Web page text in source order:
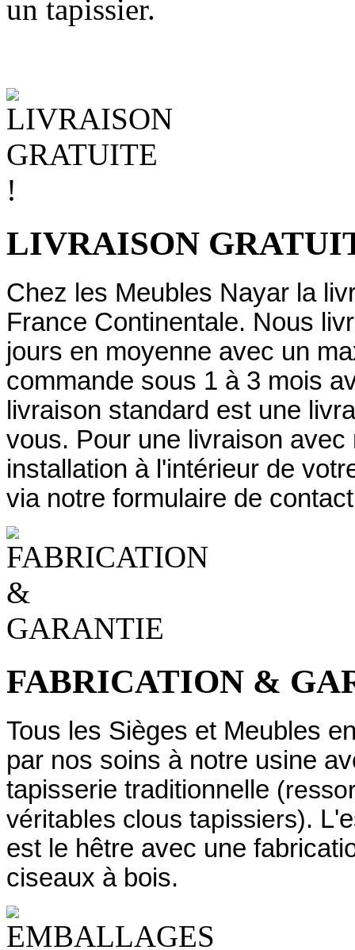
un tapissier.
LIVRAISON
Chez les Meubles Nayar la
France Continentale. Nous
jours en moyenne avec un
commande sous 1 à 3 mois
livraison standard est une
vous. Pour une livraison
installation à l'intérieur de
via notre formulaire de
FABRICATION &
Tous les Sièges et Meubles
par nos soins à notre usine
tapisserie traditionnelle
véritables clous tapissiers).
est le hêtre avec une
ciseaux à bois.